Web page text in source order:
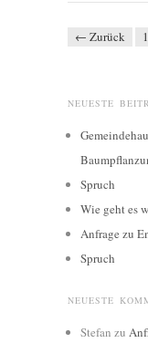
← Zurück 1
NEUESTE
Spruch
Wie geht es
Anfrage zu
Spruch
NEUESTE
Stefan zu